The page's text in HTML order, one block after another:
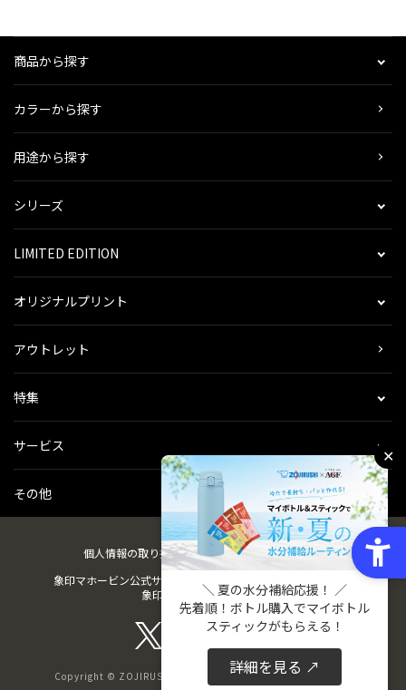
商品から探す
カラーから探す
用途から探す
シリーズ
LIMITED EDITION
オリジナルプリント
アウトレット
特集
サービス
その他
個人情報の取り扱い会社概要ご利用規約会員規約
象印マホービン公式サイト
象印パーツダイレクト
Copyright © ZOJIRUSHI CORPORATION. All Rights Reserved
✕
＼ 夏の水分補給応援！ ／
先着順！ボトル購入でマイボトル
スティックがもらえる！
詳細を見る ↗